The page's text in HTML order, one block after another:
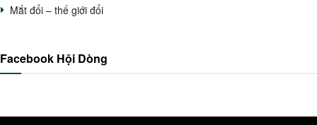
Mắt đổi – thế giới đổi
Facebook Hội Dòng